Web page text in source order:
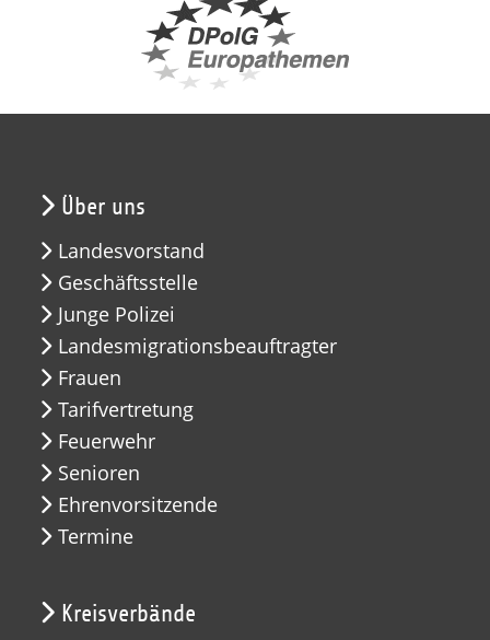
Über uns
Landesvorstand
Geschäftsstelle
Junge Polizei
Landesmigrationsbeauftragter
Frauen
Tarifvertretung
Feuerwehr
Senioren
Ehrenvorsitzende
Termine
Kreisverbände